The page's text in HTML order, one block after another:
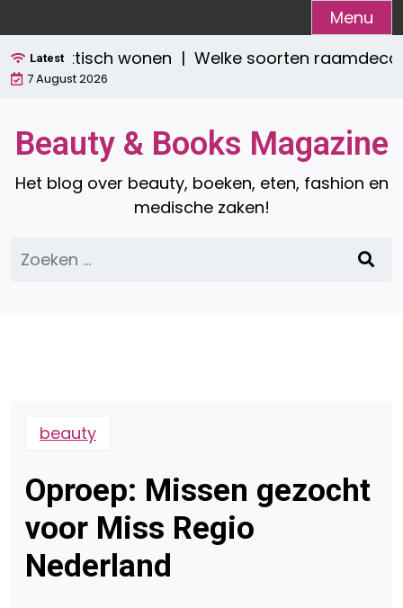
naar
de
inhoud
Menu
Latest
praktisch wonen |Welke soorten
7 August 2026
Beauty & Books Magazine
Het blog over beauty, boeken, eten, fashion en
medische zaken!
Zoeken
naar:
beauty
Oproep: Missen gezocht
voor Miss Regio
Nederland